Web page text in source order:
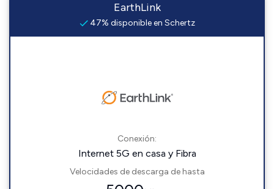
EarthLink
47% disponible en Schertz
Conexión:
Internet 5G en casa y Fibra
Velocidades de descarga de hasta